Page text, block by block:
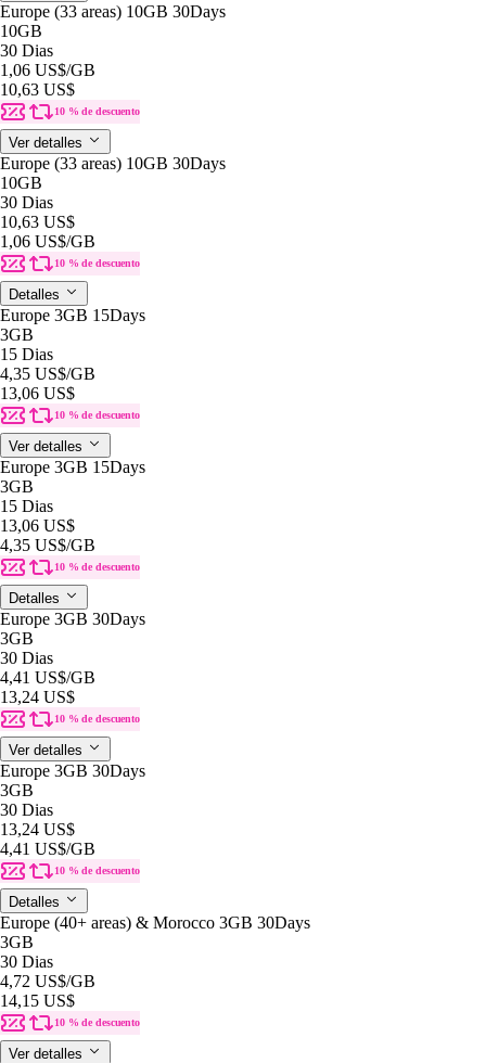
Europe (33 areas) 10GB 30Days
10GB
30 Dias
1,06 US$/GB
10,63 US$
10 % de descuento
Ver detalles
Europe (33 areas) 10GB 30Days
10GB
30 Dias
10,63 US$
1,06 US$/GB
10 % de descuento
Detalles
Europe 3GB 15Days
3GB
15 Dias
4,35 US$/GB
13,06 US$
10 % de descuento
Ver detalles
Europe 3GB 15Days
3GB
15 Dias
13,06 US$
4,35 US$/GB
10 % de descuento
Detalles
Europe 3GB 30Days
3GB
30 Dias
4,41 US$/GB
13,24 US$
10 % de descuento
Ver detalles
Europe 3GB 30Days
3GB
30 Dias
13,24 US$
4,41 US$/GB
10 % de descuento
Detalles
Europe (40+ areas) & Morocco 3GB 30Days
3GB
30 Dias
4,72 US$/GB
14,15 US$
10 % de descuento
Ver detalles